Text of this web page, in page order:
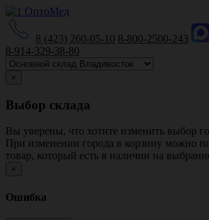
8 (423) 260-05-10 8-800-2500-243
8-914-329-38-80
×
Выбор склада
Вы уверены, что хотите изменить выбор
При изменении города в корзину можно
товар, который есть в наличии на
×
Ошибка